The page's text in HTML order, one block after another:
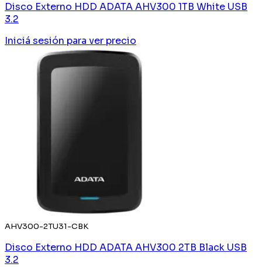
Disco Externo HDD ADATA AHV300 1TB White USB
3.2
Iniciá sesión para ver precio
AHV300-2TU31-CBK
Disco Externo HDD ADATA AHV300 2TB Black USB
3.2